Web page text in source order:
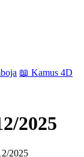
📖 Kamus 4D
2025
2025